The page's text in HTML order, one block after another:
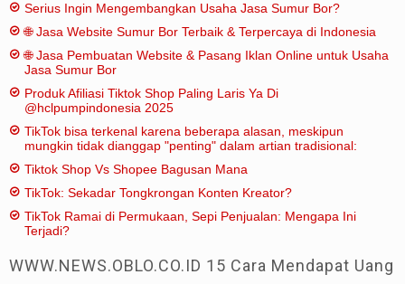
Serius Ingin Mengembangkan Usaha Jasa Sumur Bor?
🌐 Jasa Website Sumur Bor Terbaik & Terpercaya di Indonesia
🌐 Jasa Pembuatan Website & Pasang Iklan Online untuk Usaha
Jasa Sumur Bor
Produk Afiliasi Tiktok Shop Paling Laris Ya Di
@hclpumpindonesia 2025
TikTok bisa terkenal karena beberapa alasan, meskipun
mungkin tidak dianggap "penting" dalam artian tradisional:
Tiktok Shop Vs Shopee Bagusan Mana
TikTok: Sekadar Tongkrongan Konten Kreator?
TikTok Ramai di Permukaan, Sepi Penjualan: Mengapa Ini
Terjadi?
WWW.NEWS.OBLO.CO.ID 15 Cara Mendapat Uang